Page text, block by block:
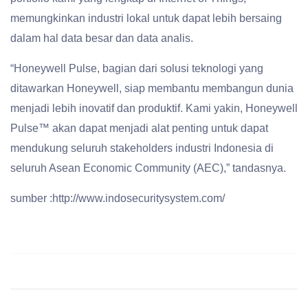
memungkinkan industri lokal untuk dapat lebih bersaing
dalam hal data besar dan data analis.
“Honeywell Pulse, bagian dari solusi teknologi yang
ditawarkan Honeywell, siap membantu membangun dunia
menjadi lebih inovatif dan produktif. Kami yakin, Honeywell
Pulse™ akan dapat menjadi alat penting untuk dapat
mendukung seluruh stakeholders industri Indonesia di
seluruh Asean Economic Community (AEC),” tandasnya.
sumber :http://www.indosecuritysystem.com/